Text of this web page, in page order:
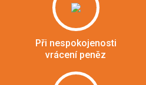
Při nespokojenosti
vrácení peněz